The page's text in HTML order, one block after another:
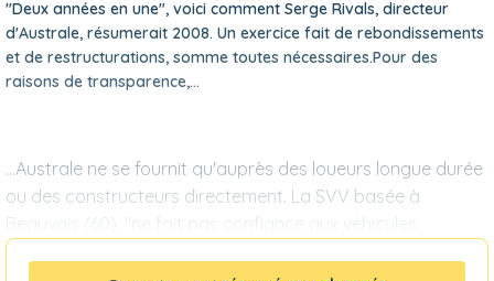
"Deux années en une", voici comment Serge Rivals, directeur
d'Australe, résumerait 2008. Un exercice fait de rebondissements
et de restructurations, somme toutes nécessaires.Pour des
raisons de transparence,...
...Australe ne se fournit qu'auprès des loueurs longue durée
ou des constructeurs directement. La SVV basée à
Beauvais (60), "ne fait pas confiance aux véhicules